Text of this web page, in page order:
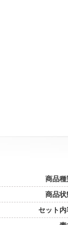
商品種
商品状
セット内